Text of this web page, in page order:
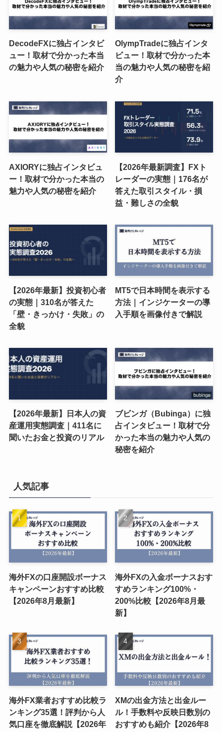
DecodeFXに独占インタビ
ュー！取材で分かった本当
の魅力や人気の秘密を紹介
OlympTradeに独占インタ
ビュー！取材で分かった本
当の魅力や人気の秘密を紹
介
AXIORYに独占インタビュ
ー！取材で分かった本当の
魅力や人気の秘密を紹介
【2026年最新調査】FXト
レーダーの実態｜176名が
答えた取引スタイル・損
益・難しさの全貌
【2026年最新】投資初心者
の実態｜310名が答えた
「壁・きっかけ・失敗」の
全貌
MT5で日本時間を表示する
方法｜インジケーターの導
入手順を画像付きで解説
【2026年最新】日本人の資
産運用実態調査｜411名に
聞いたお金と投資のリアル
ブビンガ（Bubinga）に独
占インタビュー！取材で分
かった本当の魅力や人気の
秘密を紹介
人気記事
海外FXの口座開設ボーナス
キャンペーンおすすめ比較
【2026年8月最新】
海外FXの入金ボーナスおす
すめランキング100%・
200%比較【2026年8月最
新】
海外FX業者おすすめ比較ラ
ンキング35選！評判から人
気口座を徹底解説【2026年
XMの出金方法と出金ルー
ル！手数料や反映日数別の
おすすめも紹介【2026年8